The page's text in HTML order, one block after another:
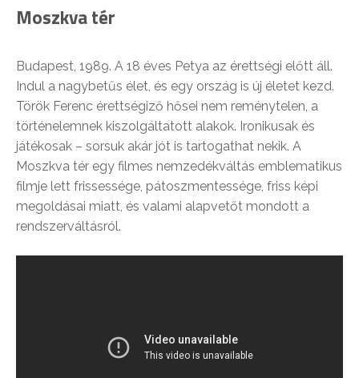
Moszkva tér
Budapest, 1989. A 18 éves Petya az érettségi előtt áll.
Indul a nagybetűs élet, és egy ország is új életet kezd.
Török Ferenc érettségiző hősei nem reménytelen, a
történelemnek kiszolgáltatott alakok. Ironikusak és
játékosak – sorsuk akár jót is tartogathat nekik. A
Moszkva tér egy filmes nemzedékváltás emblematikus
filmje lett frissessége, pátoszmentessége, friss képi
megoldásai miatt, és valami alapvetőt mondott a
rendszerváltásról.